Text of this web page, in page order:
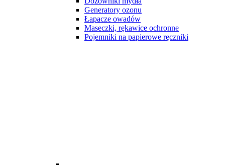
Generatory ozonu
Łapacze owadów
Maseczki, rękawice ochronne
Pojemniki na papierowe ręczniki